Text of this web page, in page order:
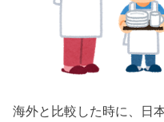
海外と比較した時に、日